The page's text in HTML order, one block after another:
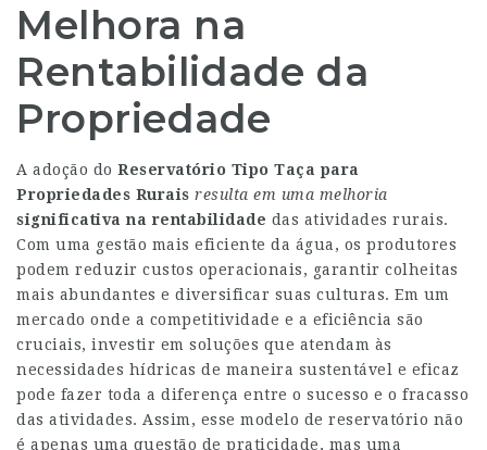
Melhora na
Rentabilidade da
Propriedade
A adoção do Reservatório Tipo Taça para
Propriedades Rurais resulta em uma melhoria
significativa na rentabilidade das atividades rurais.
Com uma gestão mais eficiente da água, os produtores
podem reduzir custos operacionais, garantir colheitas
mais abundantes e diversificar suas culturas. Em um
mercado onde a competitividade e a eficiência são
cruciais, investir em soluções que atendam às
necessidades hídricas de maneira sustentável e eficaz
pode fazer toda a diferença entre o sucesso e o fracasso
das atividades. Assim, esse modelo de reservatório não
é apenas uma questão de praticidade, mas uma